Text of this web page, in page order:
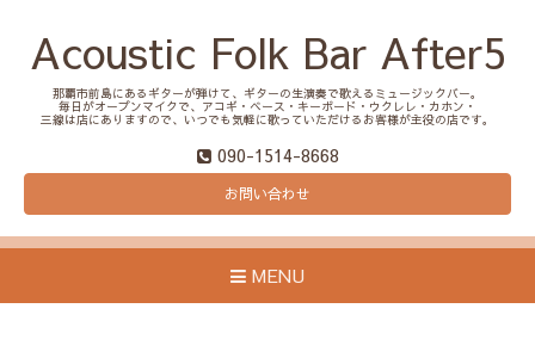
Acoustic Folk Bar After5
那覇市前島にあるギターが弾けて、ギターの生演奏で歌えるミュージックバー。
毎日がオープンマイクで、アコギ・ベース・キーボード・ウクレレ・カホン・
三線は店にありますので、いつでも気軽に歌っていただけるお客様が主役の店です。
090-1514-8668
お問い合わせ
MENU